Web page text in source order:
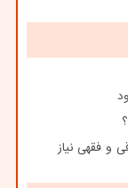
و فقهی نیاز